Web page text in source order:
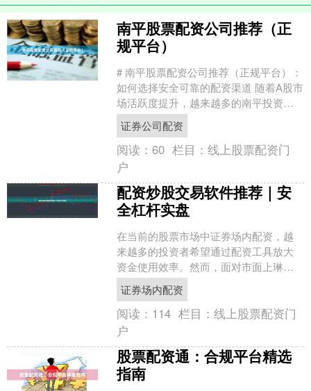
南平股票配资公司推荐（正
规平台）
# 南平股票配资公司推荐（正规平台）：
如何选择安全可靠的配资渠道 随着A股市
场活跃度提升，越来越多的南平投资者
开始关注股票配资这一杠杆工具。然
而，面对市场上鱼龙....
证券公司配资
阅读：60 栏目：线上股票配资门
户
配资炒股交易软件推荐｜安
全杠杆实盘
在当前的股票市场中证券场内配资，越
来越多的投资者希望通过配资工具放大
资金使用效率。然而，面对市面上琳琅
满目的配资软件，如何选择一款**安全、
稳定、实盘操作**的....
证券场内配资
阅读： 114 栏目：线上股票配资门
户
股票配资通：合规平台精选
指南